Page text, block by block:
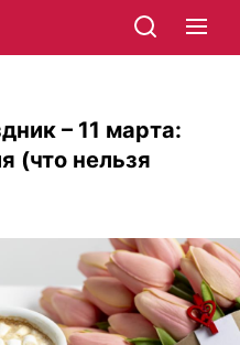
– 11 марта:
(что нельзя